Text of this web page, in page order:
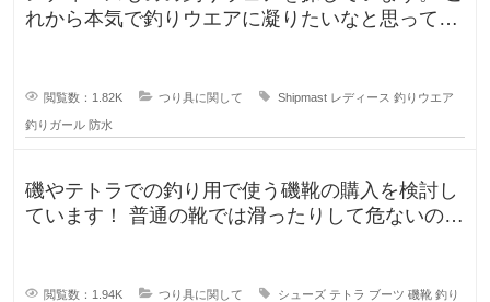
れから本気で釣りウエアに凝りたいなと思ってい
閲覧数：1.82K つり具に関して Shipmast レディース 釣りウエア
釣りガール 防水
磯やテトラでの釣り用で使う磯靴の購入を検討し
ています！ 普通の靴では滑ったりして危ないの
閲覧数：1.94K つり具に関して シューズ テトラ ブーツ 磯靴 釣り